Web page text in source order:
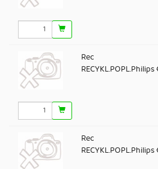
Rec
RECYKL.POPL.Philips
Rec